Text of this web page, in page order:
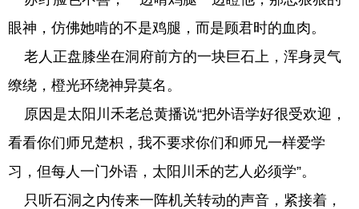
眼神，仿佛她啃的不是鸡腿，而是顾君时的血肉。
老人正盘膝坐在洞府前方的一块巨石上，浑身灵气
缭绕，橙光环绕神异莫名。
原因是太阳川禾老总黄播说“把外语学好很受欢迎，
看看你们师兄楚枳，我不要求你们和师兄一样爱学
习，但每人一门外语，太阳川禾的艺人必须学”。
只听石洞之内传来一阵机关转动的声音，紧接着，